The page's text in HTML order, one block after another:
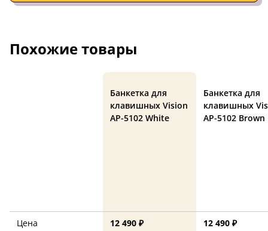
Похожие товары
Банкетка для
клавишных Vision
AP-5102 White
Банкетка для
клавишных
AP-5102 Brown
Цена 12 490 ₽
12 490 ₽